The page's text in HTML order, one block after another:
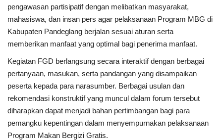
pengawasan partisipatif dengan melibatkan masyarakat,
mahasiswa, dan insan pers agar pelaksanaan Program MBG di
Kabupaten Pandeglang berjalan sesuai aturan serta
memberikan manfaat yang optimal bagi penerima manfaat.
Kegiatan FGD berlangsung secara interaktif dengan berbagai
pertanyaan, masukan, serta pandangan yang disampaikan
peserta kepada para narasumber. Berbagai usulan dan
rekomendasi konstruktif yang muncul dalam forum tersebut
diharapkan dapat menjadi bahan pertimbangan bagi para
pemangku kepentingan dalam menyempurnakan pelaksanaan
Program Makan Bergizi Gratis.